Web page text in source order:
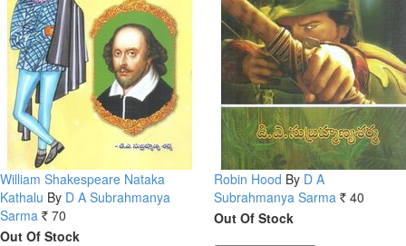
William Shakespeare Nataka
Kathalu By D A Subrahmanya
Sarma Rs.
70
Out Of Stock
Robin Hood By D A
Subrahmanya Sarma Rs.
40
Out Of Stock